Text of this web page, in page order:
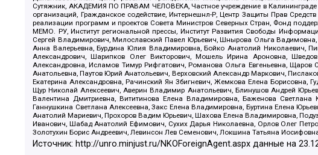
Сутяжник, АКАДЕМИЯ ПО ПРАВАМ ЧЕЛОВЕКА, Частное учреждение в Калининграде
организаций, Гражданское содействие, Интернешнл-Р, Центр Защиты Прав
реализации программ и проектов Совета Министров Северных Стран, Фонд
МЕМО. РУ, Институт региональной прессы, Институт Развития Свободы
Сергей Владимирович, Милославский Павел Юрьевич, Шнырова Ольга
Анна Валерьевна, Бурдина Юлия Владимировна, Бойко Анатолий Николаевич,
Александрович, Шарипков Олег Викторович, Мошель Ирина Ароновна,
Александровна, Исламов Тимур Рифгатович, Романова Ольга Евгеньевна,
Анатольевна, Паутов Юрий Анатольевич, Верховский Александр Маркович,
Екатерина Александровна, Рачинский Ян Збигневич, Жемкова Елена Борисовна,
Щур Николай Алексеевич, Аверин Владимир Анатольевич, Блинушов Андрей
Валентина Дмитриевна, Вититинова Елена Владимировна, Баженова
Ганнушкина Светлана Алексеевна, Закс Елена Владимировна, Буртина Елена
Анатолий Мариевич, Прохоров Вадим Юрьевич, Шахова Елена Владимировна,
Иванович, Шабад Анатолий Ефимович, Сухих Дарья Николаевна, Орлов Олег
Золотухин Борис Андреевич, Левинсон Лев Семенович, Локшина Татьяна
Источник: http://unro.minjust.ru/NKOForeignAgent.aspx данные на